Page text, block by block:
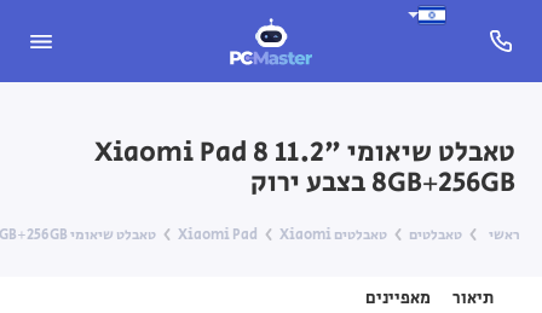
טאבלט שיאומי Xiaomi Pad 8 11.2"
‎8GB+256GB‎ בצבע ירוק
ראשי טאבלטים טאבלטים Xiaomi Xiaomi Pad טאבלט שיאומי Xiaomi Pad 8 11.2" ‎8GB+256GB‎ בצבע ירוק
תיאור מאפיינים